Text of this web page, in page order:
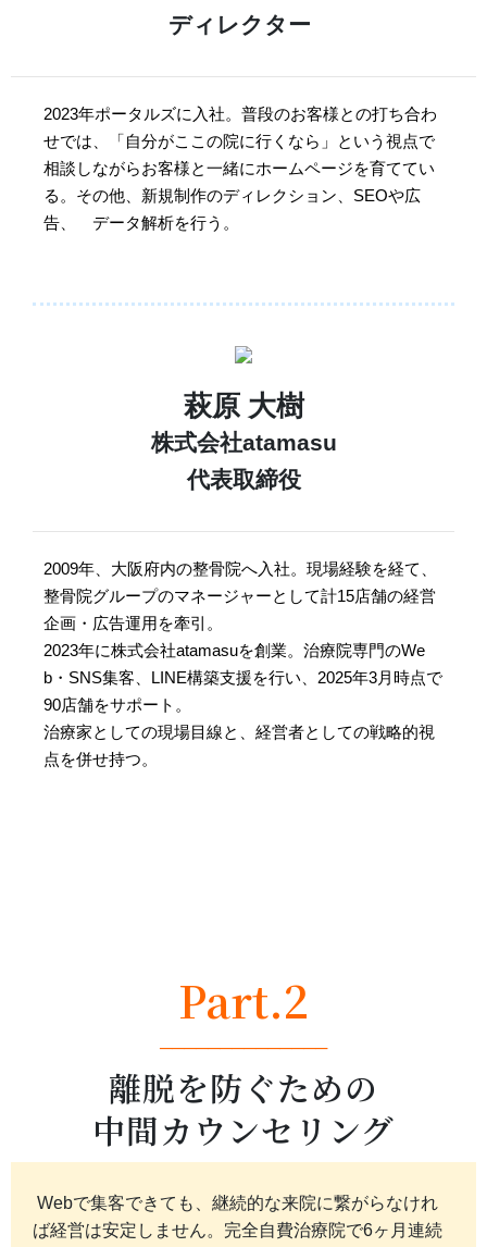
ディレクター
2023年ポータルズに入社。 普段のお客様との打ち合わ
せでは、「自分がここの院に行くなら」という視点で
相談しながらお客様と一緒にホームページを育ててい
る。 その他、 新規制作のディレクション、SEOや広
告、 データ解析を行う。
萩原 大樹
株式会社atamasu
代表取締役
2009年、大阪府内の整骨院へ入社。現場経験を経て、
整骨院グループのマネージャーとして計15店舗の経営
企画・広告運用を牽引。
2023年に株式会社atamasuを創業。治療院専門のWe
b・SNS集客、LINE構築支援を行い、2025年3月時点で
90店舗をサポート。
治療家としての現場目線と、経営者としての戦略的視
点を併せ持つ。
Part.2
──────────────
離脱を防ぐための
中間カウンセリング
Webで集客できても、継続的な来院に繋がらなけれ
ば経営は安定しません。完全自費治療院で6ヶ月連続